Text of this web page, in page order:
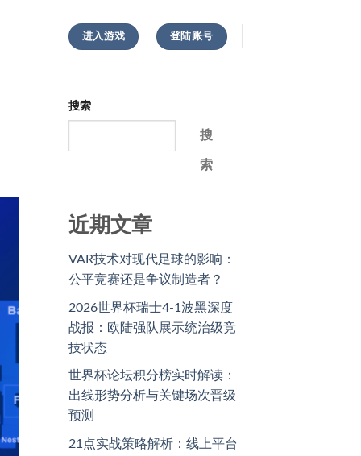
进入游戏 登陆账号
搜索
搜
索
近期文章
VAR技术对现代足球的影响：
公平竞赛还是争议制造者？
2026世界杯瑞士4-1波黑深度
战报：欧陆强队展示统治级竞
技状态
世界杯论坛积分榜实时解读：
出线形势分析与关键场次晋级
预测
21点实战策略解析：线上平台